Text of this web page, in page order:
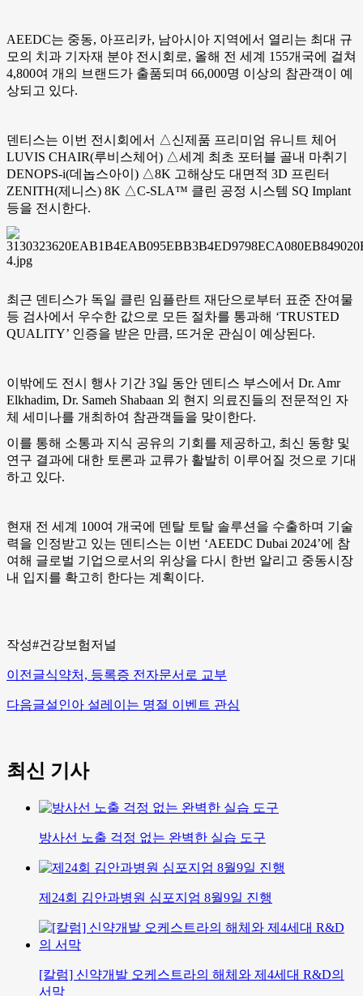
AEEDC는 중동, 아프리카, 남아시아 지역에서 열리는 최대 규
모의 치과 기자재 분야 전시회로, 올해 전 세계 155개국에 걸쳐
4,800여 개의 브랜드가 출품되며 66,000명 이상의 참관객이 예
상되고 있다.
덴티스는 이번 전시회에서 △신제품 프리미엄 유니트 체어
LUVIS CHAIR(루비스체어) △세계 최초 포터블 골내 마취기
DENOPS-i(데놉스아이) △8K 고해상도 대면적 3D 프린터
ZENITH(제니스) 8K △C-SLA™ 클린 공정 시스템 SQ Implant
등을 전시한다.
최근 덴티스가 독일 클린 임플란트 재단으로부터 표준 잔여물
등 검사에서 우수한 값으로 모든 절차를 통과해 ‘TRUSTED
QUALITY’ 인증을 받은 만큼, 뜨거운 관심이 예상된다.
이밖에도 전시 행사 기간 3일 동안 덴티스 부스에서 Dr. Amr
Elkhadim, Dr. Sameh Shabaan 외 현지 의료진들의 전문적인 자
체 세미나를 개최하여 참관객들을 맞이한다.
이를 통해 소통과 지식 공유의 기회를 제공하고, 최신 동향 및
연구 결과에 대한 토론과 교류가 활발히 이루어질 것으로 기대
하고 있다.
현재 전 세계 100여 개국에 덴탈 토탈 솔루션을 수출하며 기술
력을 인정받고 있는 덴티스는 이번 ‘AEEDC Dubai 2024’에 참
여해 글로벌 기업으로서의 위상을 다시 한번 알리고 중동시장
내 입지를 확고히 한다는 계획이다.
작성#건강보험저널
이전글식약처, 등록증 전자문서로 교부
다음글설인아 설레이는 명절 이벤트 관심
최신 기사
방사선 노출 걱정 없는 완벽한 실습 도구
제24회 김안과병원 심포지엄 8월9일 진행
[칼럼] 신약개발 오케스트라의 해체와 제4세대 R&D의
서막